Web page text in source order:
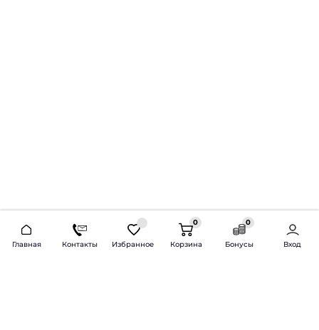
Главная Контакты Избранное
0
Корзина
0
Бонусы Вход
2026 © Продажа и установка автозвука.
Доставка по всей России и СНГ